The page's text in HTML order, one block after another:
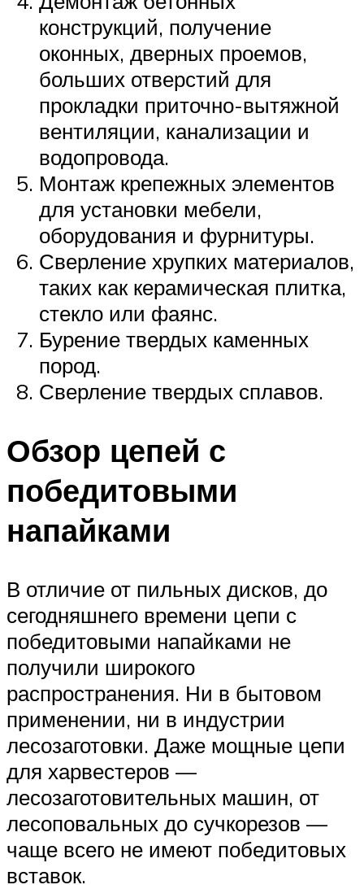
конструкций, получение
оконных, дверных проемов,
больших отверстий для
прокладки приточно-вытяжной
вентиляции, канализации и
водопровода.
Монтаж крепежных элементов
для установки мебели,
оборудования и фурнитуры.
Сверление хрупких материалов,
таких как керамическая плитка,
стекло или фаянс.
Бурение твердых каменных
пород.
Сверление твердых сплавов.
Обзор цепей с
победитовыми
напайками
В отличие от пильных дисков, до
сегодняшнего времени цепи с
победитовыми напайками не
получили широкого
распространения. Ни в бытовом
применении, ни в индустрии
лесозаготовки. Даже мощные цепи
для харвестеров —
лесозаготовительных машин, от
лесоповальных до сучкорезов —
чаще всего не имеют победитовых
вставок.